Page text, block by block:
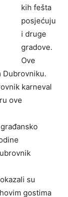
kih fešta
posjećuju
i druge
gradove.
Ove
Dubrovniku.
karneval
ove
su
gostima